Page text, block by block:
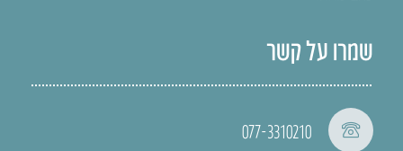
שמרו על קשר
077-3310210